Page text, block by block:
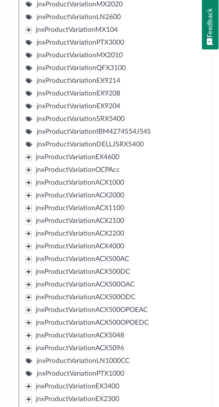
jnxProductVariationMX2020
jnxProductVariationLN2600
jnxProductVariationMX104
jnxProductVariationPTX3000
jnxProductVariationMX2010
jnxProductVariationQFX3100
jnxProductVariationEX9214
jnxProductVariationEX9208
jnxProductVariationEX9204
jnxProductVariationSRX5400
jnxProductVariationIBM4274S54J54S
jnxProductVariationDELLJSRX5400
jnxProductVariationEX4600
jnxProductVariationOCPAcc
jnxProductVariationACX1000
jnxProductVariationACX2000
jnxProductVariationACX1100
jnxProductVariationACX2100
jnxProductVariationACX2200
jnxProductVariationACX4000
jnxProductVariationACX500AC
jnxProductVariationACX500DC
jnxProductVariationACX500OAC
jnxProductVariationACX500ODC
jnxProductVariationACX500OPOEAC
jnxProductVariationACX500OPOEDC
jnxProductVariationACX5048
jnxProductVariationACX5096
jnxProductVariationLN1000CC
jnxProductVariationPTX1000
jnxProductVariationEX3400
jnxProductVariationEX2300
Feedback